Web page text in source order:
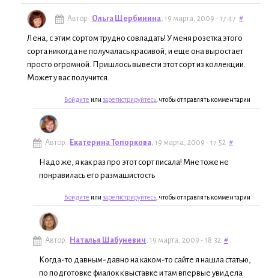
Автор: Ольга Щербинина, 19 марта, 2009 - 17:47 #
Лена, с этим сортом трудно совладать! У меня розетка этого
сорта никогда не получалась красивой, и еще она выростает
просто огромной. Пришлось вывести этот сорт из коллекции.
Может у вас получится.
Войдите или зарегистрируйтесь , чтобы отправлять комментарии
Автор: Екатерина Топоркова, 19 марта, 2009 - 17:52 #
Надо же, я как раз про этот сорт писала! Мне тоже не
понравилась его размашистость
Войдите или зарегистрируйтесь , чтобы отправлять комментарии
Автор: Наталья Шабуневич, 19 марта, 2009 - 18:32 #
Когда-то давным-давно на каком-то сайте я нашла статью,
по подготовке фиалок к выставке и там впервые увидела